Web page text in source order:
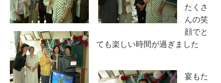
たくさ
んの笑
顔でと
ても楽しい時間が過ぎました
宴もた